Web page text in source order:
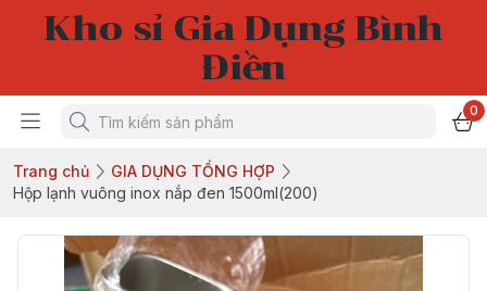
Kho sỉ Gia Dụng Bình
Điền
0
Trang chủ
GIA DỤNG TỔNG HỢP
Hộp lạnh vuông inox nắp đen 1500ml(200)